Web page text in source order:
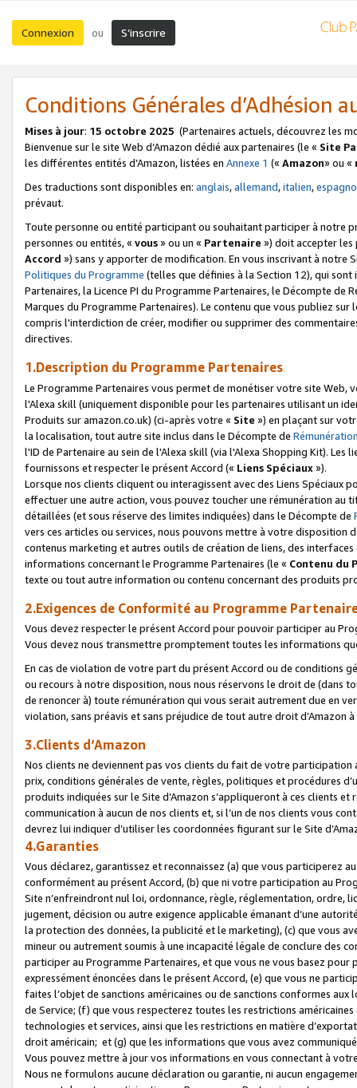
Connexion ou S’inscrire
Conditions Générales d’Adhésion
Mises à jour: 15 octobre 2025 (Partenaires actuels, découvrez les
Bienvenue sur le site Web d’Amazon dédié aux partenaires (le « Site
les différentes entités d’Amazon, listées en Annexe 1 (« Amazon» ou «
Des traductions sont disponibles en: anglais,allemand,italien,
prévaut.
Toute personne ou entité participant ou souhaitant participer à notre
personnes ou entités, « vous» ou un « Partenaire ») doit accepter les
Accord ») sans y apporter de modification. En vous inscrivant à notre
Politiques du Programme (telles que définies à la Section 12), qui
Partenaires, la Licence PI du Programme Partenaires, le Décompte de
Marques du Programme Partenaires). Le contenu que vous publiez
compris l'interdiction de créer, modifier ou supprimer des
directives.
1.Description du Programme Partenaires
Le Programme Partenaires vous permet de monétiser votre site Web,
l'Alexa skill (uniquement disponible pour les partenaires utilisant un
Produits sur amazon.co.uk) (ci-après votre « Site ») en plaçant sur
la localisation, tout autre site inclus dans le Décompte de
l'ID de Partenaire au sein de l'Alexa skill (via l'Alexa Shopping Kit).
fournissons et respecter le présent Accord (« Liens Spéciaux»).
Lorsque nos clients cliquent ou interagissent avec des Liens Spéciaux
effectuer une autre action, vous pouvez toucher une rémunération
détaillées (et sous réserve des limites indiquées) dans le Décompte de
vers ces articles ou services, nous pouvons mettre à votre disposition
contenus marketing et autres outils de création de liens, des
informations concernant le Programme Partenaires (le « Contenu du
texte ou tout autre information ou contenu concernant des produits
2.Exigences de Conformité au Programme
Vous devez respecter le présent Accord pour pouvoir participer au
Vous devez nous transmettre promptement toutes les informations
En cas de violation de votre part du présent Accord ou de conditions
ou recours à notre disposition, nous nous réservons le droit de (dans
de renoncer à) toute rémunération qui vous serait autrement due en
violation, sans préavis et sans préjudice de tout autre droit
3.Clients d’Amazon
Nos clients ne deviennent pas vos clients du fait de votre
prix, conditions générales de vente, règles, politiques et procédures
produits indiquées sur le Site d’Amazon s’appliqueront à ces clients
communication à aucun de nos clients et, si l’un de nos clients vous
devrez lui indiquer d’utiliser les coordonnées figurant sur le Site
4.Garanties
Vous déclarez, garantissez et reconnaissez (a) que vous participerez
conformément au présent Accord, (b) que ni votre participation au
Site n’enfreindront nul loi, ordonnance, règle, réglementation, ordre,
jugement, décision ou autre exigence applicable émanant d’une
la protection des données, la publicité et le marketing), (c) que vous
mineur ou autrement soumis à une incapacité légale de conclure des
participer au Programme Partenaires, et que vous ne vous basez
expressément énoncées dans le présent Accord, (e) que vous ne
faites l’objet de sanctions américaines ou de sanctions conformes
de Service; (f) que vous respecterez toutes les restrictions
technologies et services, ainsi que les restrictions en matière
droit américain; et (g) que les informations que vous avez
Vous pouvez mettre à jour vos informations en vous connectant à
Nous ne formulons aucune déclaration ou garantie, ni aucun